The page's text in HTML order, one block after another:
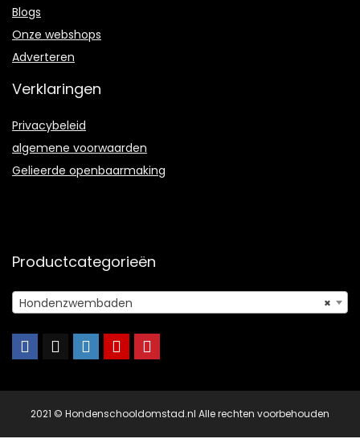
Blogs
Onze webshops
Adverteren
Verklaringen
Privacybeleid
algemene voorwaarden
Gelieerde openbaarmaking
Productcategorieën
×
Hondenzwembaden
2021 © Hondenschooldomstad.nl Alle rechten voorbehouden